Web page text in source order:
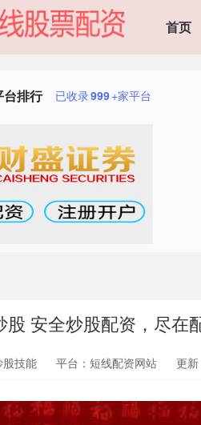
首页
台排行 已收录999+家平台
股 安全炒股配资，尽在
技能 平台：短线配资网站 更